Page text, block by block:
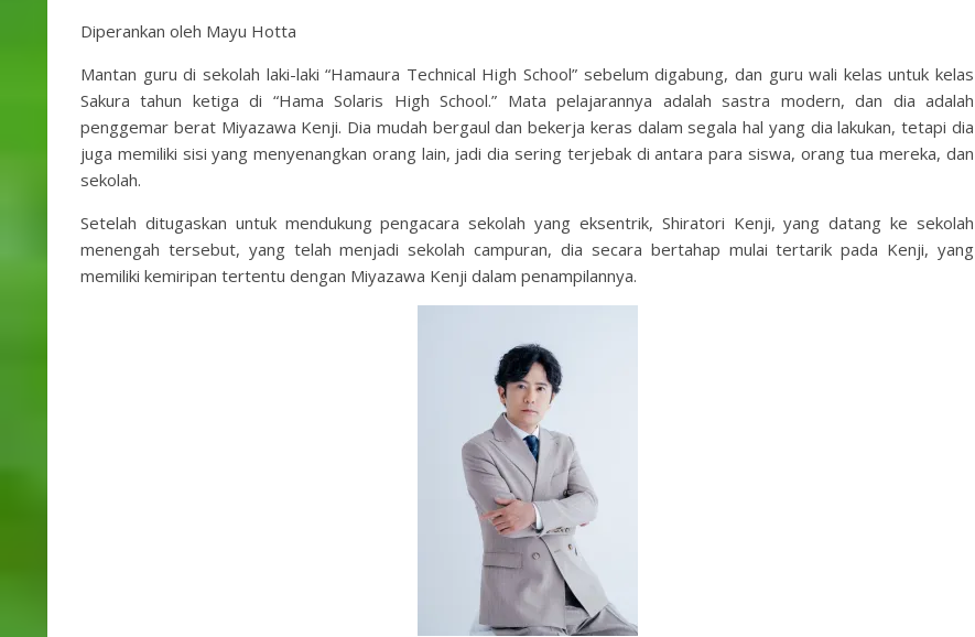
Diperankan oleh Mayu Hotta
Mantan guru di sekolah laki-laki “Hamaura Technical High School” sebelum digabung, dan guru wali kelas untuk kelas
Sakura tahun ketiga di “Hama Solaris High School.” Mata pelajarannya adalah sastra modern, dan dia adalah
penggemar berat Miyazawa Kenji. Dia mudah bergaul dan bekerja keras dalam segala hal yang dia lakukan, tetapi dia
juga memiliki sisi yang menyenangkan orang lain, jadi dia sering terjebak di antara para siswa, orang tua mereka, dan
sekolah.
Setelah ditugaskan untuk mendukung pengacara sekolah yang eksentrik, Shiratori Kenji, yang datang ke sekolah
menengah tersebut, yang telah menjadi sekolah campuran, dia secara bertahap mulai tertarik pada Kenji, yang
memiliki kemiripan tertentu dengan Miyazawa Kenji dalam penampilannya.